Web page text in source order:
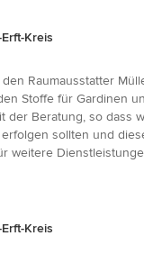
Kreis
Raumausstatter
Stoffe für Gardinen
der Beratung, so dass
sollten und
weitere
Kreis